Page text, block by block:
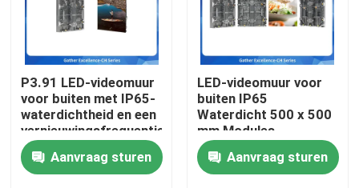
Thuis
P3.91 LED-videomuur
voor buiten met IP65-
waterdichtheid en een
vernieuwingsfrequentie
van 7680 Hz voor
levendige
reclamedisplays
Aanvraag sturen
LED-videomuur voor
buiten IP65
Waterdicht 500 x 500
mm Modules
Lichtgewicht 7,9 kg
Onderhoud aan de
achterkant Ideaal voor
Aanvraag sturen